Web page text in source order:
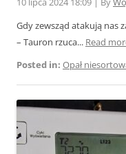
10 lipca 2024 18:09 By
Gdy zewsząd atakują nas
– Tauron rzuca... Read
Posted in: Opał